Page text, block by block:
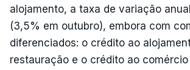
alojamento, a taxa de variação
(3,5% em outubro), embora com
diferenciados: o crédito ao
restauração e o crédito ao